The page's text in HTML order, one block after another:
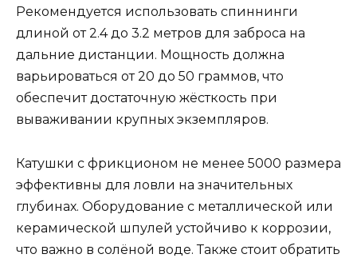
Рекомендуется использовать спиннинги
длиной от 2.4 до 3.2 метров для заброса на
дальние дистанции. Мощность должна
варьироваться от 20 до 50 граммов, что
обеспечит достаточную жёсткость при
вываживании крупных экземпляров.
Катушки с фрикционом не менее 5000 размера
эффективны для ловли на значительных
глубинах. Оборудование с металлической или
керамической шпулей устойчиво к коррозии,
что важно в солёной воде. Также стоит обратить